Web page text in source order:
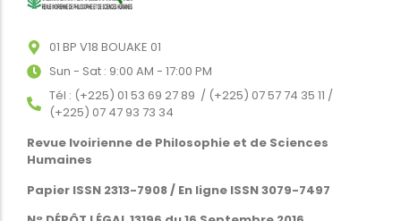
01 BP V18 BOUAKE 01
Sun - Sat : 9:00 AM - 17:00 PM
Tél : (+225) 01 53 69 27 89 / (+225) 07 57 74 35 11 /
(+225) 07 47 93 73 34
Revue Ivoirienne de Philosophie et de Sciences
Humaines
Papier ISSN 2313-7908 / En ligne ISSN 3079-7497